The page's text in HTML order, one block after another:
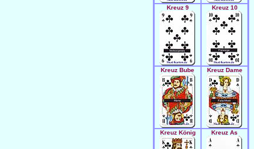
Kreuz 9 Kreuz 10
Kreuz Bube Kreuz Dame
Kreuz König Kreuz As